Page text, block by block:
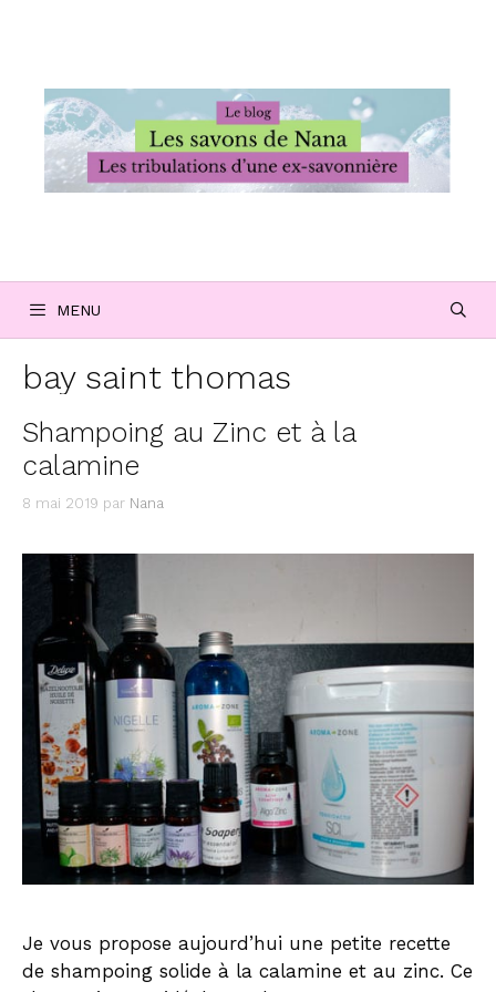
MENU
bay saint thomas
Shampoing au Zinc et à la
calamine
8 mai 2019 par Nana
Je vous propose aujourd’hui une petite recette
de shampoing solide à la calamine et au zinc. Ce